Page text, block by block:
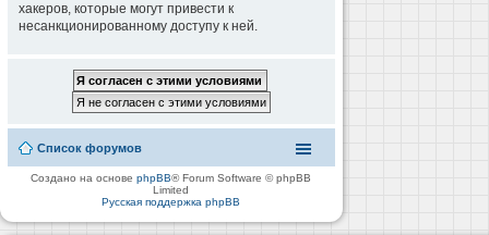
хакеров, которые могут привести к
несанкционированному доступу к ней.
Список форумов
Создано на основеphpBB® Forum Software © phpBB
Limited
Русская поддержка phpBB